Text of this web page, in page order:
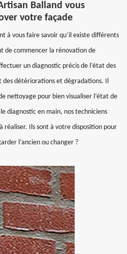
Balland vous
votre façade
à vous faire savoir qu’il existe différents
de commencer la rénovation de
un diagnostic précis de l’état des
des détériorations et dégradations. Il
nettoyage pour bien visualiser l’état de
diagnostic en main, nos techniciens
réaliser. Ils sont à votre disposition pour
l’ancien ou changer ?